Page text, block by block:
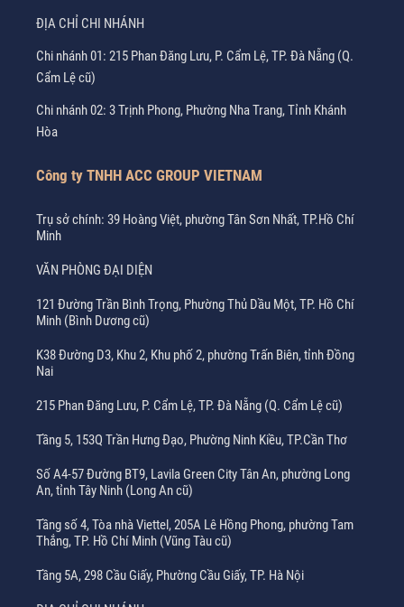
ĐỊA CHỈ CHI NHÁNH
Chi nhánh 01: 215 Phan Đăng Lưu, P. Cẩm Lệ, TP. Đà Nẵng (Q.
Cẩm Lệ cũ)
Chi nhánh 02: 3 Trịnh Phong, Phường Nha Trang, Tỉnh Khánh
Hòa
Công ty TNHH ACC GROUP VIETNAM
Trụ sở chính: 39 Hoàng Việt, phường Tân Sơn Nhất, TP.Hồ Chí
Minh
VĂN PHÒNG ĐẠI DIỆN
121 Đường Trần Bình Trọng, Phường Thủ Dầu Một, TP. Hồ Chí
Minh (Bình Dương cũ)
K38 Đường D3, Khu 2, Khu phố 2, phường Trấn Biên, tỉnh Đồng
Nai
215 Phan Đăng Lưu, P. Cẩm Lệ, TP. Đà Nẵng (Q. Cẩm Lệ cũ)
Tầng 5, 153Q Trần Hưng Đạo, Phường Ninh Kiều, TP.Cần Thơ
Số A4-57 Đường BT9, Lavila Green City Tân An, phường Long
An, tỉnh Tây Ninh (Long An cũ)
Tầng số 4, Tòa nhà Viettel, 205A Lê Hồng Phong, phường Tam
Thắng, TP. Hồ Chí Minh (Vũng Tàu cũ)
Tầng 5A, 298 Cầu Giấy, Phường Cầu Giấy, TP. Hà Nội